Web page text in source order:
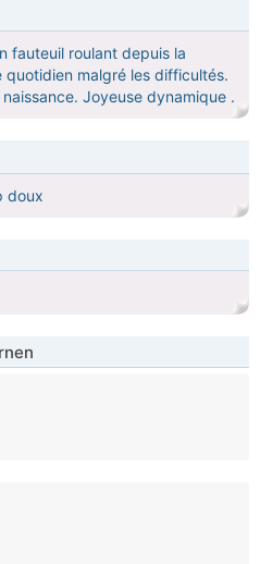
fauteuil roulant depuis la
quotidien malgré les difficultés.
Joyeuse dynamique .
doux